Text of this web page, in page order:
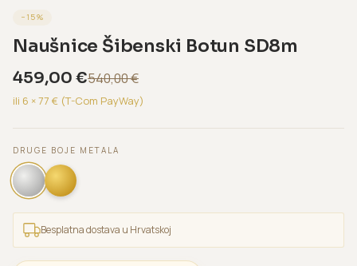
− 15%
Naušnice Šibenski Botun SD8m
459,00 €540,00€
ili 6 ×77 € (T-Com PayWay)
DRUGE BOJE METALA
Besplatna dostava u Hrvatskoj